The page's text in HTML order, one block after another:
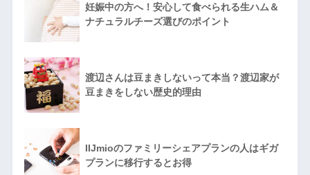
妊娠中の方へ！安心して食べられる生ハム＆
ナチュラルチーズ選びのポイント
渡辺さんは豆まきしないって本当？渡辺家が
豆まきをしない歴史的理由
IIJmioのファミリーシェアプランの人はギガ
プランに移行するとお得